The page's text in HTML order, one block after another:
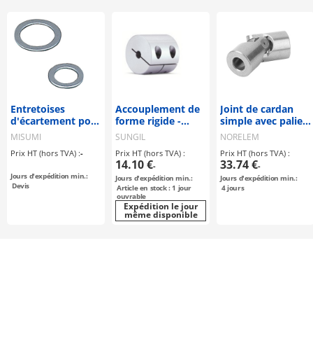
Entretoises
d'écartement pour
vis d'ajustage
MISUMI
Prix HT (hors TVA) :-
Jours d'expédition min.:
Devis
Accouplement de
forme rigide -
Type à serrage -
SUNGIL
Prix HT (hors TVA) :
14.10 €-
Jours d'expédition min.:
Article en stock : 1 jour
ouvrable
Expédition le jour
même disponible
Joint de cardan
simple avec palier
lisse DIN 808
(23403)
NORELEM
Prix HT (hors TVA) :
33.74 €-
Jours d'expédition min.:
4jours